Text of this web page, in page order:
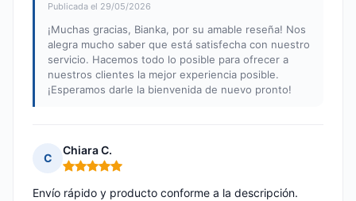
Publicada el 29/05/2026
¡Muchas gracias, Bianka, por su amable reseña! Nos
alegra mucho saber que está satisfecha con nuestro
servicio. Hacemos todo lo posible para ofrecer a
nuestros clientes la mejor experiencia posible.
¡Esperamos darle la bienvenida de nuevo pronto!
C
Chiara C.
Nota: 5 de 5
Envío rápido y producto conforme a la descripción.